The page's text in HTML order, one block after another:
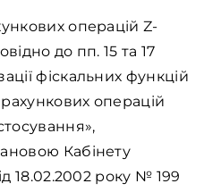
операцій Z-
до пп. 15 та 17
фіскальних функцій
операцій
Кабінету
18.02.2002 року № 199